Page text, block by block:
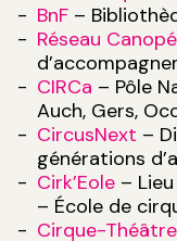
BnF –
Réseau Canopé
CIRCa – Pôle
Auch, Gers,
CircusNext –
générations
Cirk’Eole –
– École de
Cirque-Théâtre